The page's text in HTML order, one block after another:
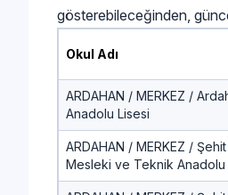
gösterebileceğinden,
Okul Adı
ARDAHAN / MERKEZ /
Anadolu Lisesi
ARDAHAN / MERKEZ /
Mesleki ve Teknik Anadolu